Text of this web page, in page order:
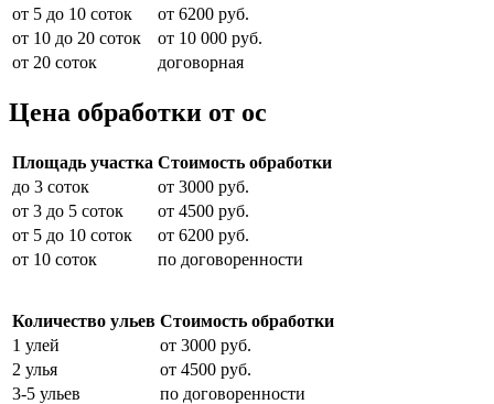
от 5 до 10 соток
от 6200 руб.
от 10 до 20 соток
от 10 000 руб.
от 20 соток
договорная
Цена обработки от ос
Площадь участка Стоимость обработки
до 3 соток
от 3000 руб.
от 3 до 5 соток
от 4500 руб.
от 5 до 10 соток
от 6200 руб.
от 10 соток
по договоренности
Количество ульев Стоимость обработки
1 улей
от 3000 руб.
2 улья
от 4500 руб.
3-5 ульев
по договоренности